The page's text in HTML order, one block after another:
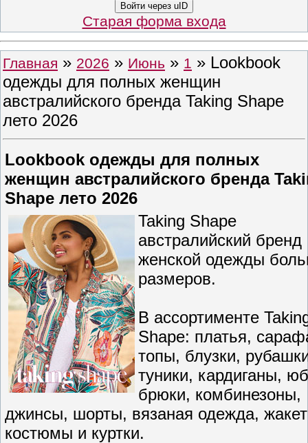
Войти через uID
Старая форма входа
Главная » 2026 » Июнь » 1 » Lookbook
одежды для полных женщин
австралийского бренда Taking Shape
лето 2026
Lookbook одежды для полных
женщин австралийского бренда
Shape лето 2026
Taking Shape
австралийский бренд
женской одежды
размеров.
В ассортименте
Shape: платья,
топы, блузки,
туники, кардиганы,
брюки, комбинезоны,
джинсы, шорты, вязаная одежда,
костюмы и куртки.